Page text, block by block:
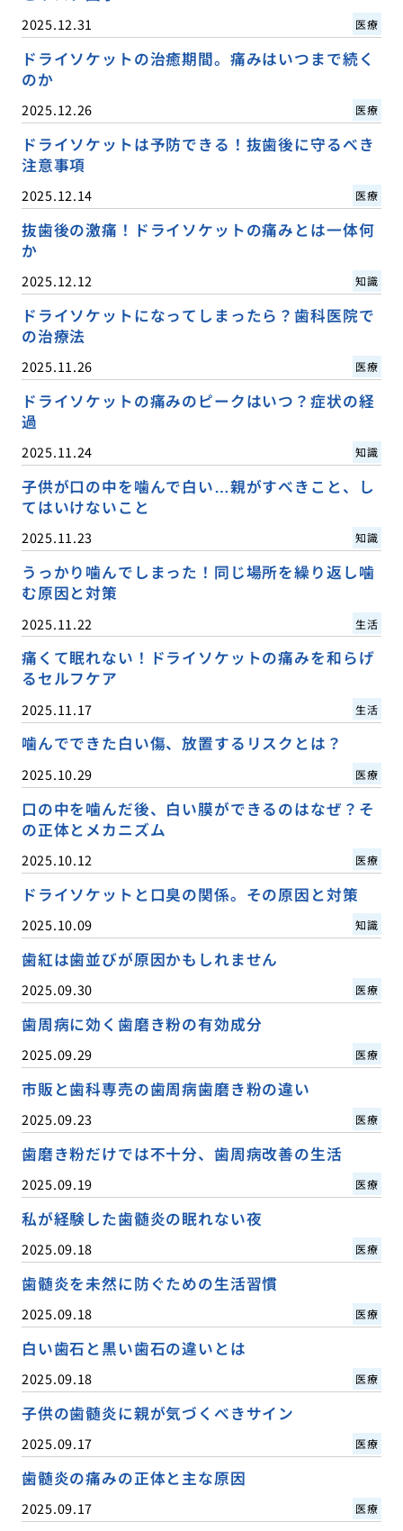
2025.12.31 医療
ドライソケットの治癒期間。痛みはいつまで続く
のか
2025.12.26 医療
ドライソケットは予防できる！抜歯後に守るべき
注意事項
2025.12.14 医療
抜歯後の激痛！ドライソケットの痛みとは一体何
か
2025.12.12 知識
ドライソケットになってしまったら？歯科医院で
の治療法
2025.11.26 医療
ドライソケットの痛みのピークはいつ？症状の経
過
2025.11.24 知識
子供が口の中を噛んで白い…親がすべきこと、し
てはいけないこと
2025.11.23 知識
うっかり噛んでしまった！同じ場所を繰り返し噛
む原因と対策
2025.11.22 生活
痛くて眠れない！ドライソケットの痛みを和らげ
るセルフケア
2025.11.17 生活
噛んでできた白い傷、放置するリスクとは？
2025.10.29 医療
口の中を噛んだ後、白い膜ができるのはなぜ？そ
の正体とメカニズム
2025.10.12 医療
ドライソケットと口臭の関係。その原因と対策
2025.10.09 知識
歯紅は歯並びが原因かもしれません
2025.09.30 医療
歯周病に効く歯磨き粉の有効成分
2025.09.29 医療
市販と歯科専売の歯周病歯磨き粉の違い
2025.09.23 医療
歯磨き粉だけでは不十分、歯周病改善の生活
2025.09.19 医療
私が経験した歯髄炎の眠れない夜
2025.09.18 医療
歯髄炎を未然に防ぐための生活習慣
2025.09.18 医療
白い歯石と黒い歯石の違いとは
2025.09.18 医療
子供の歯髄炎に親が気づくべきサイン
2025.09.17 医療
歯髄炎の痛みの正体と主な原因
2025.09.17 医療